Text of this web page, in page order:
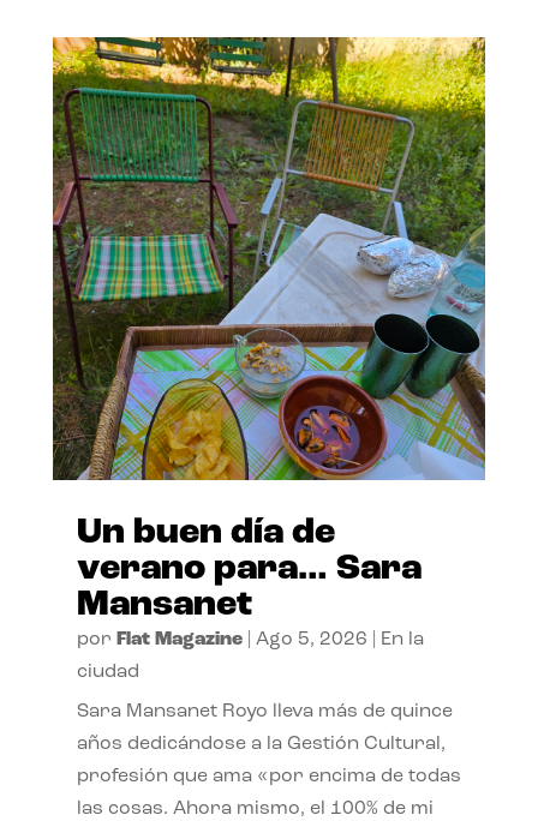
Un buen día de
verano para… Sara
Mansanet
por Flat Magazine| Ago 5, 2026
En la
ciudad
Sara Mansanet Royo lleva más de quince
años dedicándose a la Gestión Cultural,
profesión que ama «por encima de todas
las cosas. Ahora mismo, el 100% de mi